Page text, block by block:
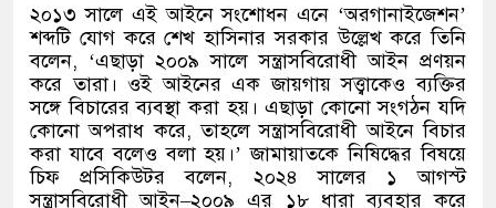
২০১৩ সালে এই আইনে সংশোধন এনে ‘অরগানাইজেশন’
শব্দটি যোগ করে শেখ হাসিনার সরকার উল্লেখ করে তিনি
বলেন, ‘এছাড়া ২০০৯ সালে সন্ত্রাসবিরোধী আইন প্রণয়ন
করে তারা। ওই আইনের এক জায়গায় সত্ত্বাকেও ব্যক্তির
সঙ্গে বিচারের ব্যবস্থা করা হয়। এছাড়া কোনো সংগঠন যদি
কোনো অপরাধ করে,তাহলে সন্ত্রাসবিরোধী আইনে বিচার
করা যাবে বলেও বলা হয়।’জামায়াতকে নিষিদ্ধের বিষয়ে
চিফ প্রসিকিউটর বলেন, ২০২৪ সালের ১ আগস্ট
সন্ত্রাসবিরোধী আইন–২০০৯ এর ১৮ ধারা ব্যবহার করে